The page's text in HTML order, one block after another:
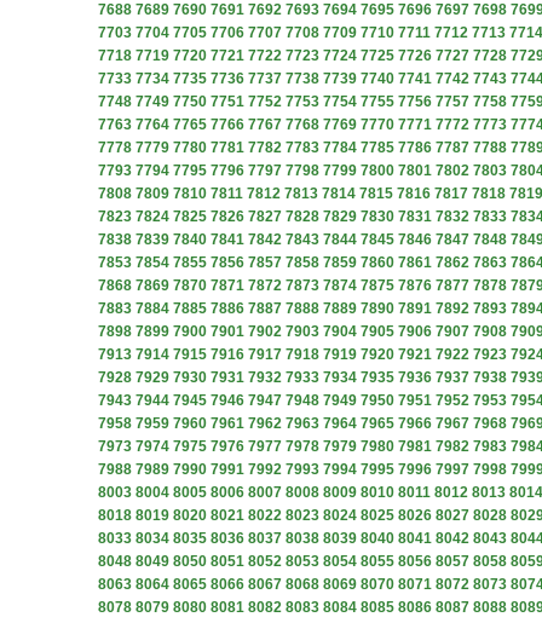
7688 7689 7690 7691 7692 7693 7694 7695 7696 7697 7698
7703 7704 7705 7706 7707 7708 7709 7710 7711 7712 7713 7714
7718 7719 7720 7721 7722 7723 7724 7725 7726 7727 7728
7733 7734 7735 7736 7737 7738 7739 7740 7741 7742 7743
7748 7749 7750 7751 7752 7753 7754 7755 7756 7757 7758
7763 7764 7765 7766 7767 7768 7769 7770 7771 7772 7773
7778 7779 7780 7781 7782 7783 7784 7785 7786 7787 7788
7793 7794 7795 7796 7797 7798 7799 7800 7801 7802 7803
7808 7809 7810 7811 7812 7813 7814 7815 7816 7817 7818 7819
7823 7824 7825 7826 7827 7828 7829 7830 7831 7832 7833
7838 7839 7840 7841 7842 7843 7844 7845 7846 7847 7848
7853 7854 7855 7856 7857 7858 7859 7860 7861 7862 7863
7868 7869 7870 7871 7872 7873 7874 7875 7876 7877 7878
7883 7884 7885 7886 7887 7888 7889 7890 7891 7892 7893
7898 7899 7900 7901 7902 7903 7904 7905 7906 7907 7908
7913 7914 7915 7916 7917 7918 7919 7920 7921 7922 7923
7928 7929 7930 7931 7932 7933 7934 7935 7936 7937 7938
7943 7944 7945 7946 7947 7948 7949 7950 7951 7952 7953
7958 7959 7960 7961 7962 7963 7964 7965 7966 7967 7968
7973 7974 7975 7976 7977 7978 7979 7980 7981 7982 7983
7988 7989 7990 7991 7992 7993 7994 7995 7996 7997 7998
8003 8004 8005 8006 8007 8008 8009 8010 8011 8012 8013 8014
8018 8019 8020 8021 8022 8023 8024 8025 8026 8027 8028
8033 8034 8035 8036 8037 8038 8039 8040 8041 8042 8043
8048 8049 8050 8051 8052 8053 8054 8055 8056 8057 8058
8063 8064 8065 8066 8067 8068 8069 8070 8071 8072 8073
8078 8079 8080 8081 8082 8083 8084 8085 8086 8087 8088